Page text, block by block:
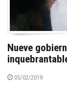
Nueve
05/02/2019